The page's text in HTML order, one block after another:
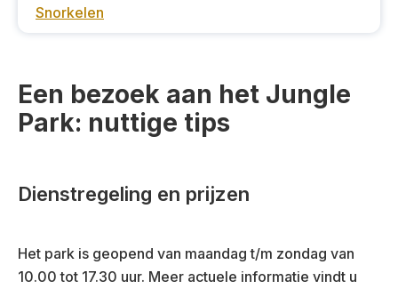
Snorkelen
Een bezoek aan het Jungle
Park: nuttige tips
Dienstregeling en prijzen
Het park is geopend van maandag t/m zondag van
10.00 tot 17.30 uur. Meer actuele informatie vindt u